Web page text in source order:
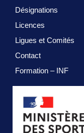
Désignations
Licences
Ligues et Comités
Contact
Formation – INF